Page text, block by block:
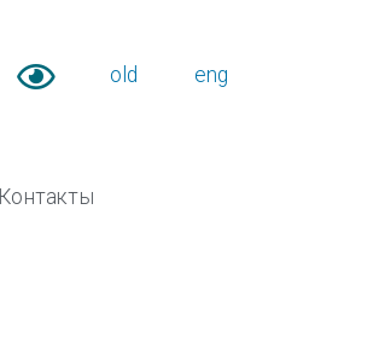
old eng
Контакты